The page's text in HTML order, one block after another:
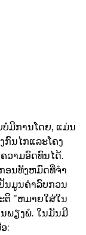
ມີການໂດຍ, ແມ່ນ
ນໄກແລະໂຄງ
ວາມອົດທົນໄດ້.
ອນທັງຫມົດທີ່ຈໍາ
ປັນມູນຄ່າລົບກວນ
ຕິ "ຫມາຍໃສ່ໃນ
ພຽງພໍ. ໃນມັນມີ
: